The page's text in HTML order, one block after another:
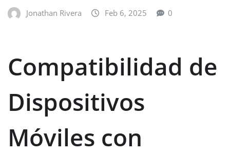
Jonathan Rivera Feb 6, 2025 0
Compatibilidad de
Dispositivos
Móviles con